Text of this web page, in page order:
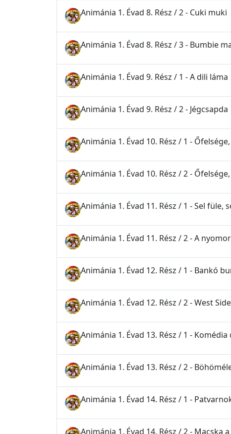
Animánia 1. Évad 8. Rész / 2 - Cuki muki
Animánia 1. Évad 8. Rész / 3 - Bumbie
Animánia 1. Évad 9. Rész / 1 - A dili láma
Animánia 1. Évad 9. Rész / 2 - Jégcsapda
Animánia 1. Évad 10. Rész / 1 -
Animánia 1. Évad 10. Rész / 2 -
Animánia 1. Évad 11. Rész / 1 - Sel füle,
Animánia 1. Évad 11. Rész / 2 - A
Animánia 1. Évad 12. Rész / 1 - Bankó
Animánia 1. Évad 12. Rész / 2 - West
Animánia 1. Évad 13. Rész / 1 -
Animánia 1. Évad 13. Rész / 2 -
Animánia 1. Évad 14. Rész / 1 -
Animánia 1. Évad 14. Rész / 2 - Macska